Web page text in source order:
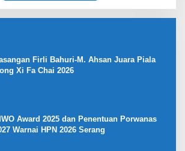
Firli Bahuri-M. Ahsan Juara Piala
Xi Fa Chai 2026
Award 2025 dan Penentuan Porwanas
Warnai HPN 2026 Serang